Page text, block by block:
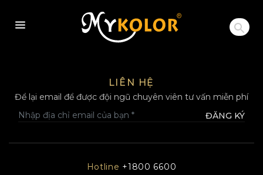
MYKOLOR
LIÊN HỆ
Để lại email để được đội ngũ chuyên viên tư vấn miễn phí
ĐĂNG KÝ
Hotline +1800 6600